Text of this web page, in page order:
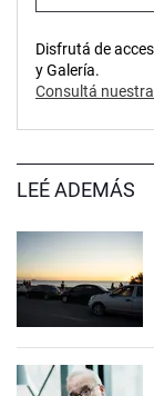
Disfrutá de
y Galería.
Consultá
LEÉ ADEMÁS